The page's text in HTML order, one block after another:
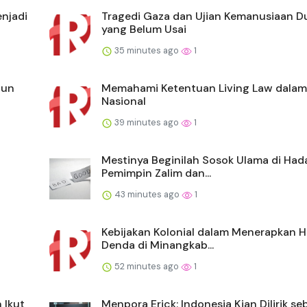
Tragedi Gaza dan Ujian Kemanusiaan
yang Belum Usai
35 minutes ago 1
Memahami Ketentuan Living Law dalam
Nasional
39 minutes ago 1
Mestinya Beginilah Sosok Ulama di
Pemimpin Zalim dan...
43 minutes ago 1
Kebijakan Kolonial dalam Menerapkan
Denda di Minangkab...
52 minutes ago 1
Ikut Menpora Erick: Indonesia Kian Dilirik